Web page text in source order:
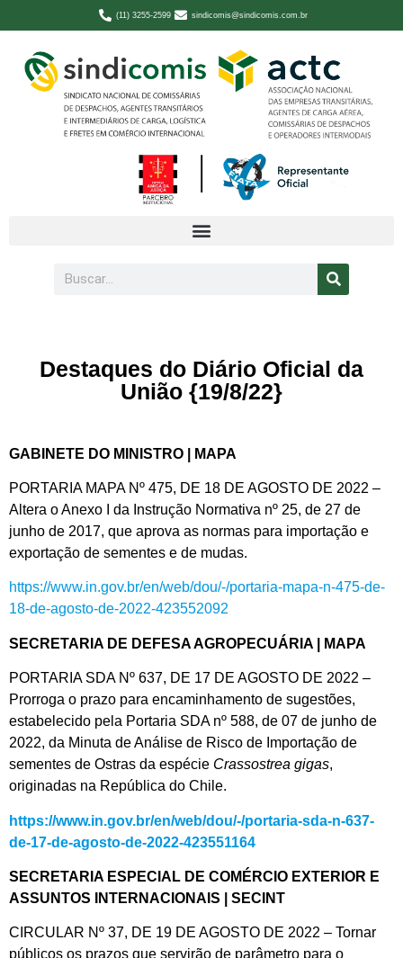
(11) 3255-2599 sindicomis@sindicomis.com.br
Destaques do Diário Oficial da
União {19/8/22}
GABINETE DO MINISTRO | MAPA
PORTARIA MAPA Nº 475, DE 18 DE AGOSTO DE 2022 –
Altera o Anexo I da Instrução Normativa nº 25, de 27 de
junho de 2017, que aprova as normas para importação e
exportação de sementes e de mudas.
https://www.in.gov.br/en/web/dou/-/portaria-mapa-n-475-de-
18-de-agosto-de-2022-423552092
SECRETARIA DE DEFESA AGROPECUÁRIA | MAPA
PORTARIA SDA Nº 637, DE 17 DE AGOSTO DE 2022 –
Prorroga o prazo para encaminhamento de sugestões,
estabelecido pela Portaria SDA nº 588, de 07 de junho de
2022, da Minuta de Análise de Risco de Importação de
sementes de Ostras da espécie Crassostrea gigas,
originadas na República do Chile.
https://www.in.gov.br/en/web/dou/-/portaria-sda-n-637-
de-17-de-agosto-de-2022-423551164
SECRETARIA ESPECIAL DE COMÉRCIO EXTERIOR E
ASSUNTOS INTERNACIONAIS | SECINT
CIRCULAR Nº 37, DE 19 DE AGOSTO DE 2022 – Tornar
públicos os prazos que servirão de parâmetro para o